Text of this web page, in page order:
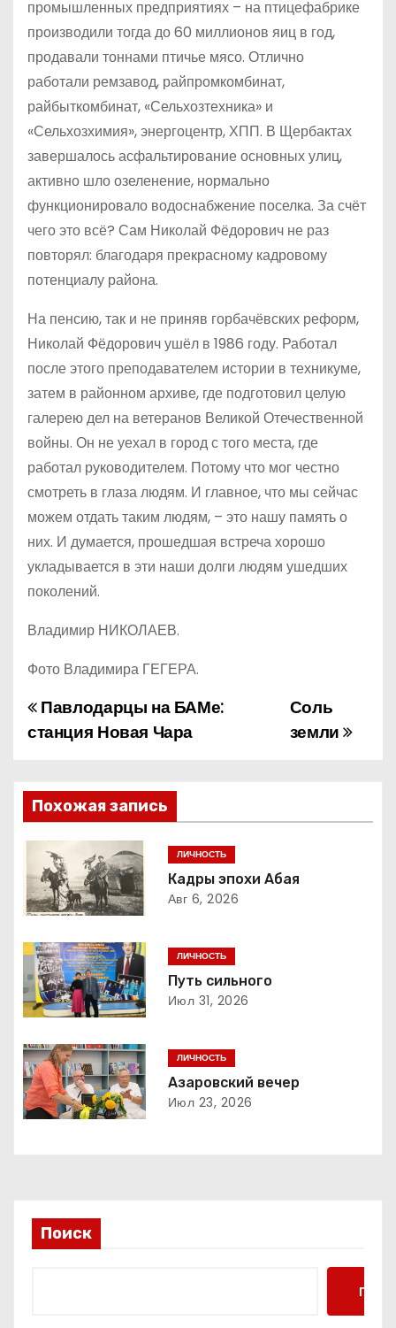
промышленных предприятиях – на птицефабрике
производили тогда до 60 миллионов яиц в год,
продавали тоннами птичье мясо. Отлично
работали ремзавод, райпромкомбинат,
райбыткомбинат, «Сельхозтехника» и
«Сельхозхимия», энергоцентр, ХПП. В Щербактах
завершалось асфальтирование основных улиц,
активно шло озеленение, нормально
функционировало водоснабжение поселка. За счёт
чего это всё? Сам Николай Фёдорович не раз
повторял: благодаря прекрасному кадровому
потенциалу района.
На пенсию, так и не приняв горбачёвских реформ,
Николай Фёдорович ушёл в 1986 году. Работал
после этого преподавателем истории в техникуме,
затем в районном архиве, где подготовил целую
галерею дел на ветеранов Великой Отечественной
войны. Он не уехал в город с того места, где
работал руководителем. Потому что мог честно
смотреть в глаза людям. И главное, что мы сейчас
можем отдать таким людям, – это нашу память о
них. И думается, прошедшая встреча хорошо
укладывается в эти наши долги людям ушедших
поколений.
Владимир НИКОЛАЕВ.
Фото Владимира ГЕГЕРА.
Н
в
и
а
ц
и
я
п
о
з
и
Соль
земли
Павлодарцы на БАМе:
станция Новая Чара
Похожая запись
ЛИЧНОСТЬ
Кадры эпохи Абая
Авг 6, 2026
ЛИЧНОСТЬ
Путь сильного
Июл 31, 2026
ЛИЧНОСТЬ
Азаровский вечер
Июл 23, 2026
Поиск
Поиск